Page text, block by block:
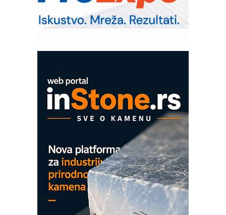
IB BLUMENAUER - više od 40 godina
poverenja u industriji
OBO sistemi mrežastih nosača kablova
Proizvodnja iC7 Hybrid 1500 VDC
mrežnog pretvarača sa tečnim
hlađenjem